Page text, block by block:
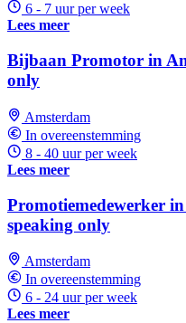
6 - 7 uur per week
Lees meer
Bijbaan Promotor in
only
Amsterdam
In overeenstemming
8 - 40 uur per week
Lees meer
Promotiemedewerker
speaking only
Amsterdam
In overeenstemming
6 - 24 uur per week
Lees meer